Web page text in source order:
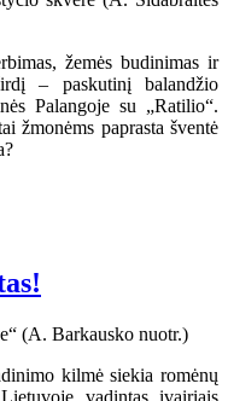
žemės budinimas ir
– paskutinį balandžio
Palangoje su „Ratilio“.
žmonėms paprasta šventė
kilmė siekia romėnų
vadintas įvairiais